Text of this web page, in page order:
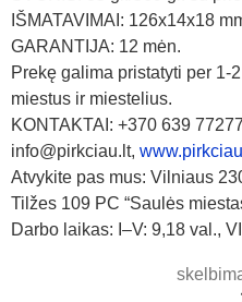
IŠMATAVIMAI: 126x14x18
GARANTIJA: 12 mėn.
Prekę galima pristatyti per 1-
miestus ir miestelius.
KONTAKTAI: +370 639
info@pirkciau.lt,
Atvykite pas mus: Vilniaus
Tilžes 109 PC “Saulės
Darbo laikas: I–V: 9,18 val.,